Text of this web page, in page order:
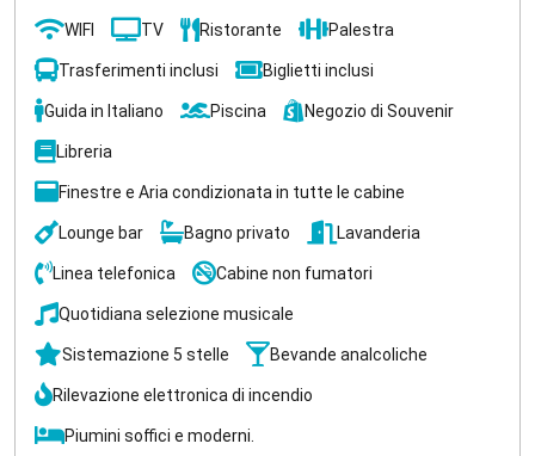
Inizia il tuo viaggio esplorando l'enigmatico
Incompiutoe il mistico Tempio di File
silenziosi di un'epoca passata.
La tua crociera sul Nilo privatati condurrà poi
attraverso i maestosi templi di
dove puoi ammirare l'eterna lotta tra bene e male
scolpita nella pietra.
Tempio di Karnake delTempio di Luxor
avventurarti nella leggendariaValle dei Re
Qui, puoi camminare tra le tombe dei faraoni e
ammirare ilTempio della regina Hatshepsut
WIFI TV Ristorante Palestra
Trasferimenti inclusi Biglietti inclusi
Guida in Italiano Piscina Negozio di Souvenir
Libreria
Finestre e Aria condizionata in tutte le cabine
Lounge bar Bagno privato Lavanderia
Linea telefonica Cabine non fumatori
Quotidiana selezione musicale
Sistemazione 5 stelle Bevande analcoliche
Rilevazione elettronica di incendio
Piumini soffici e moderni.